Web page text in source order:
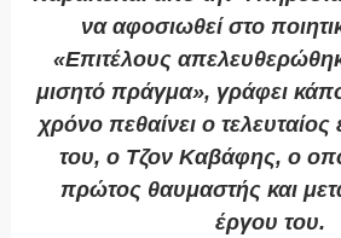
να αφοσιωθεί στο
«Επιτέλους
μισητό πράγμα», γράφει
χρόνο πεθαίνει ο
του, ο Τζον Καβάφης, ο
πρώτος θαυμαστής και
έργου του.